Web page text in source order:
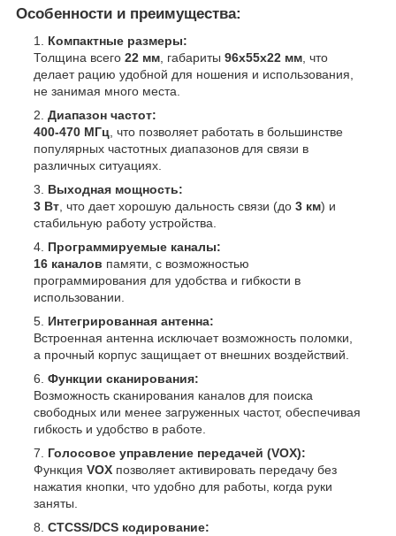
Особенности и преимущества:
Компактные размеры:
Толщина всего 22 мм, габариты 96x55x22 мм, что
делает рацию удобной для ношения и использования,
не занимая много места.
Диапазон частот:
400-470 МГц, что позволяет работать в большинстве
популярных частотных диапазонов для связи в
различных ситуациях.
Выходная мощность:
3 Вт, что дает хорошую дальность связи (до 3 км) и
стабильную работу устройства.
Программируемые каналы:
16 каналов памяти, с возможностью
программирования для удобства и гибкости в
использовании.
Интегрированная антенна:
Встроенная антенна исключает возможность поломки,
а прочный корпус защищает от внешних воздействий.
Функции сканирования:
Возможность сканирования каналов для поиска
свободных или менее загруженных частот, обеспечивая
гибкость и удобство в работе.
Голосовое управление передачей (VOX):
Функция VOX позволяет активировать передачу без
нажатия кнопки, что удобно для работы, когда руки
заняты.
CTCSS/DCS кодирование: